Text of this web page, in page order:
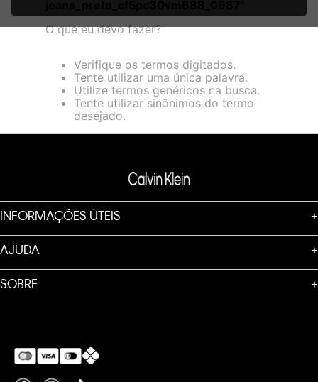
nosso Aviso de Privacidade. Quando você visita nosso site,
consideraremos isso como sua solicitação específica para
entre outros, a capacidade de comprar um item em nossa
loja virtual. Para maiores informações sobre o nosso aviso de
Cookies acesse o link.
O que eu devo fazer?
Verifique os termos digitados.
Tente utilizar uma única palavra.
Utilize termos genéricos na busca.
Tente utilizar sinônimos do termo
desejado.
INFORMAÇÕES ÚTEIS +
AJUDA +
SOBRE +